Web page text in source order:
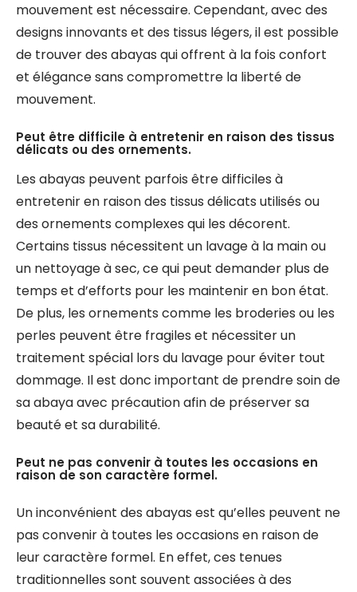
mouvement est nécessaire. Cependant, avec des
designs innovants et des tissus légers, il est possible
de trouver des abayas qui offrent à la fois confort
et élégance sans compromettre la liberté de
mouvement.
Peut être difficile à entretenir en raison des tissus
délicats ou des ornements.
Les abayas peuvent parfois être difficiles à
entretenir en raison des tissus délicats utilisés ou
des ornements complexes qui les décorent.
Certains tissus nécessitent un lavage à la main ou
un nettoyage à sec, ce qui peut demander plus de
temps et d’efforts pour les maintenir en bon état.
De plus, les ornements comme les broderies ou les
perles peuvent être fragiles et nécessiter un
traitement spécial lors du lavage pour éviter tout
dommage. Il est donc important de prendre soin de
sa abaya avec précaution afin de préserver sa
beauté et sa durabilité.
Peut ne pas convenir à toutes les occasions en
raison de son caractère formel.
Un inconvénient des abayas est qu’elles peuvent ne
pas convenir à toutes les occasions en raison de
leur caractère formel. En effet, ces tenues
traditionnelles sont souvent associées à des